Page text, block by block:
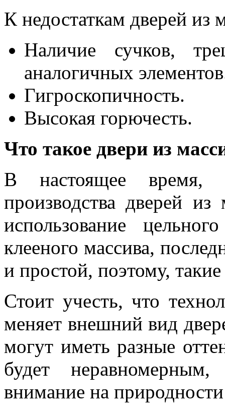
К недостаткам дверей из
Наличие сучков,
аналогичных
Гигроскопичность.
Высокая горючесть.
Что такое двери из
В настоящее время,
производства дверей из
использование
клееного массива,
и простой, поэтому,
Стоит учесть, что
меняет внешний вид
могут иметь разные
будет
внимание на